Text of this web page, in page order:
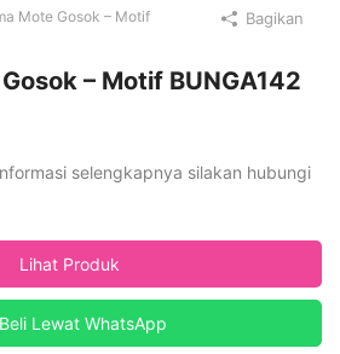
Mote Gosok – Motif
– Motif BUNGA142
selengkapnya silakan hubungi
Lihat Produk
Beli Lewat WhatsApp
Bagikan